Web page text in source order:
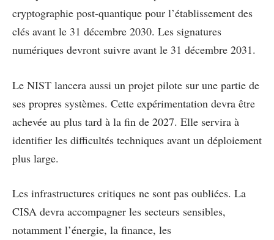
cryptographie post-quantique pour l’établissement des
clés avant le 31 décembre 2030. Les signatures
numériques devront suivre avant le 31 décembre 2031.
Le NIST lancera aussi un projet pilote sur une partie de
ses propres systèmes. Cette expérimentation devra être
achevée au plus tard à la fin de 2027. Elle servira à
identifier les difficultés techniques avant un déploiement
plus large.
Les infrastructures critiques ne sont pas oubliées. La
CISA devra accompagner les secteurs sensibles,
notamment l’énergie, la finance, les